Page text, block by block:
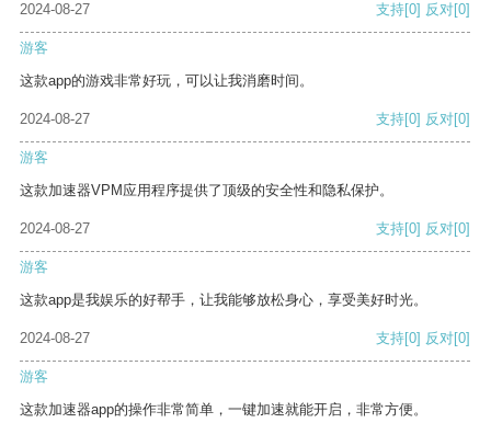
2024-08-27 支持[0] 反对[0]
游客
这款app的游戏非常好玩，可以让我消磨时间。
2024-08-27 支持[0] 反对[0]
游客
这款加速器VPM应用程序提供了顶级的安全性和隐私保护。
2024-08-27 支持[0] 反对[0]
游客
这款app是我娱乐的好帮手，让我能够放松身心，享受美好时光。
2024-08-27 支持[0] 反对[0]
游客
这款加速器app的操作非常简单，一键加速就能开启，非常方便。